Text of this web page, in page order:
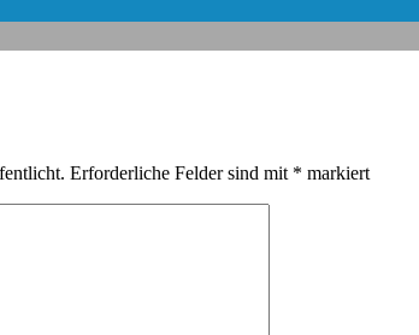
Erforderliche Felder sind mit * markiert